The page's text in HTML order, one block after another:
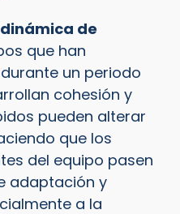
de
que han
un periodo
cohesión y
pueden alterar
que los
del equipo pasen
adaptación y
a la